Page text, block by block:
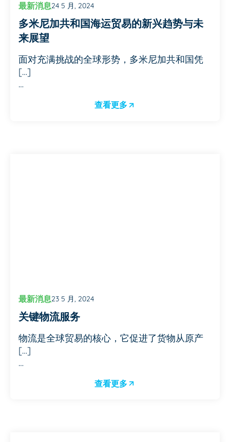
最新消息24 5 月, 2024
多米尼加共和国海运贸易的新兴趋势与未
来展望
面对充满挑战的全球形势，多米尼加共和国凭
[…]
…
查看更多
最新消息23 5 月, 2024
关键物流服务
物流是全球贸易的核心，它促进了货物从原产
[…]
…
查看更多